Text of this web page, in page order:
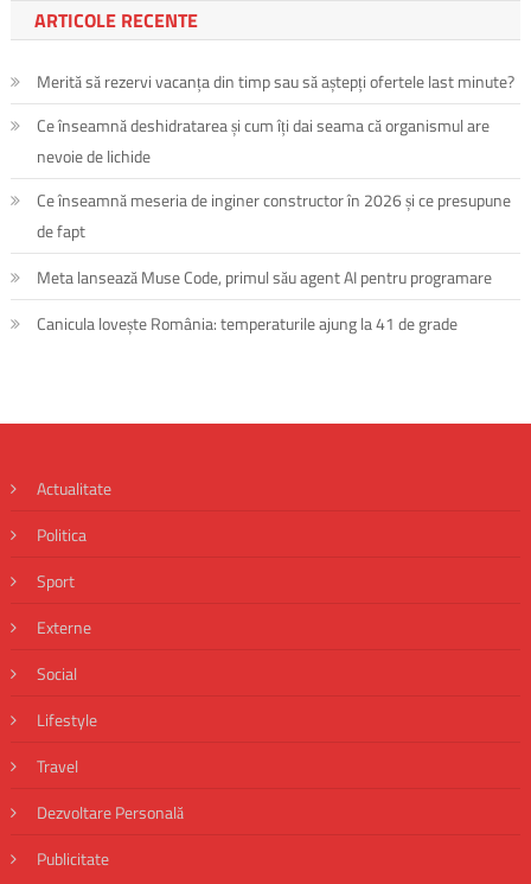
ARTICOLE RECENTE
Merită să rezervi vacanța din timp sau să aștepți ofertele last minute?
Ce înseamnă deshidratarea și cum îți dai seama că organismul are
nevoie de lichide
Ce înseamnă meseria de inginer constructor în 2026 și ce presupune
de fapt
Meta lansează Muse Code, primul său agent AI pentru programare
Canicula lovește România: temperaturile ajung la 41 de grade
Actualitate
Politica
Sport
Externe
Social
Lifestyle
Travel
Dezvoltare Personală
Publicitate